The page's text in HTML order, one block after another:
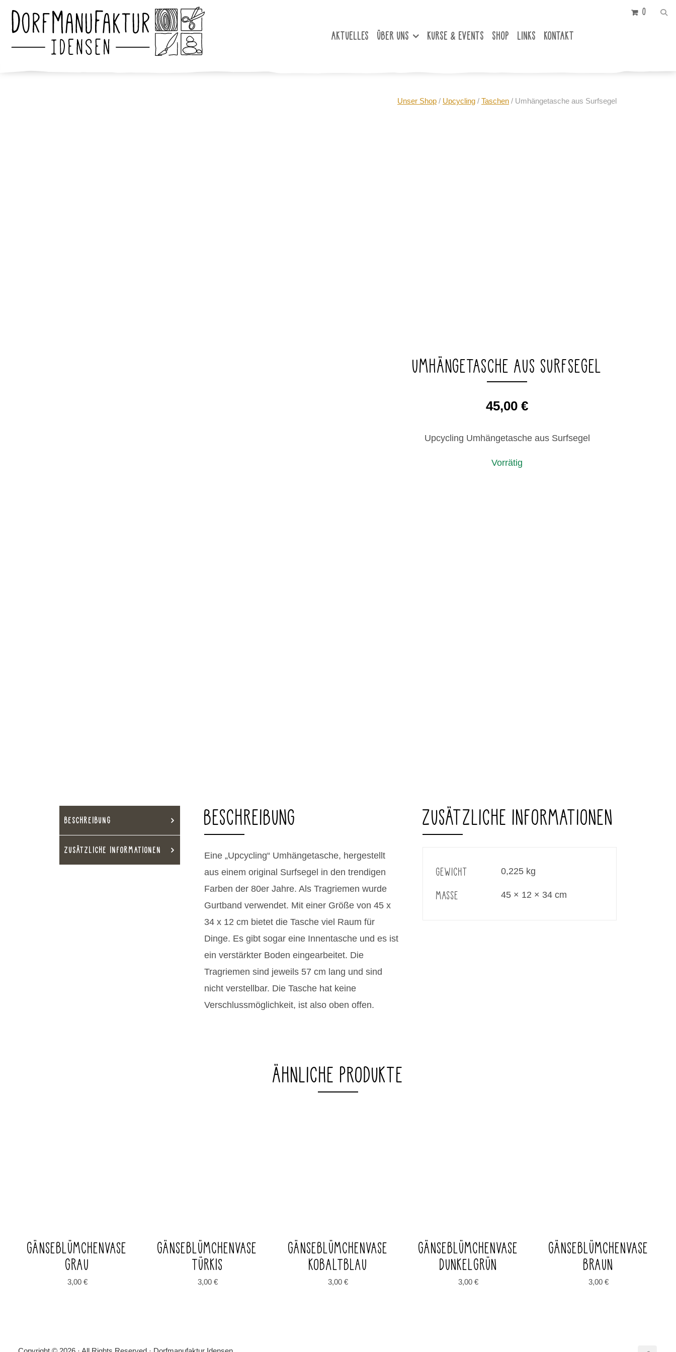
AKTUELLES ÜBER UNS KURSE & EVENTS SHOP LINKS KONTAKT
0
Unser Shop / Upcycling / Taschen / Umhängetasche aus Surfsegel
UMHÄNGETASCHE AUS SURFSEGEL
45,00 €
Upcycling Umhängetasche aus Surfsegel
Vorrätig
BESCHREIBUNG
ZUSÄTZLICHE INFORMATIONEN
BESCHREIBUNG
Eine „Upcycling“ Umhängetasche, hergestellt
aus einem original Surfsegel in den trendigen
Farben der 80er Jahre. Als Tragriemen wurde
Gurtband verwendet. Mit einer Größe von 45 x
34 x 12 cm bietet die Tasche viel Raum für
Dinge. Es gibt sogar eine Innentasche und es ist
ein verstärkter Boden eingearbeitet. Die
Tragriemen sind jeweils 57 cm lang und sind
nicht verstellbar. Die Tasche hat keine
Verschlussmöglichkeit, ist also oben offen.
ZUSÄTZLICHE INFORMATIONEN
GEWICHT 0,225 kg
MASSE 45 × 12 × 34 cm
ÄHNLICHE PRODUKTE
GÄNSEBLÜMCHENVASE
GRAU
3,00 €
GÄNSEBLÜMCHENVASE
TÜRKIS
3,00 €
GÄNSEBLÜMCHENVASE
KOBALTBLAU
3,00 €
GÄNSEBLÜMCHENVASE
DUNKELGRÜN
3,00€
GÄNSEBLÜMCHENVASE
BRAUN
3,00€